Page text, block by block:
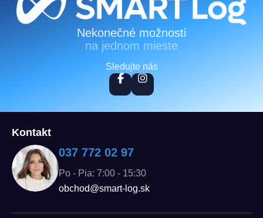
Zápätie
Nekonečné možnosti
na jednom mieste
Sledujte nás
Kontakt
037 772 02 97
Po - Pia: 7:00 - 15:30
obchod@smart-log.sk